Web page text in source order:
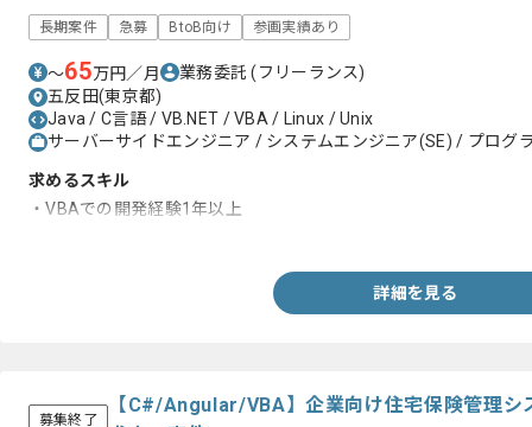
長期案件 急募 BtoB向け 参画実績あり
〜65万円／月 業務委託(フリーランス)
五反田(東京都)
Java / C言語 / VB.NET / VBA / Linux / Unix
サーバーサイドエンジニア / システムエンジニア(SE) / プログ
求めるスキル
・VBAでの開発経験1年以上
詳細を見る
募集終了
【C#/Angular/VBA】企業向け住宅保険管理シ